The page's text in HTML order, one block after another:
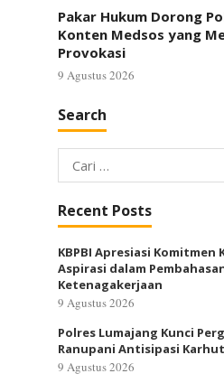
Pakar Hukum Dorong
Konten Medsos yang
Provokasi
9 Agustus 2026
Search
Cari
untuk:
Recent Posts
KBPBI Apresiasi Komitmen
Aspirasi dalam
Ketenagakerjaan
9 Agustus 2026
Polres Lumajang Kunci
Ranupani Antisipasi
9 Agustus 2026